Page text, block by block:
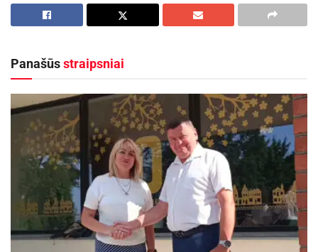
2026-08-07
2026-08-07
neribotam laikui pratęsiama nuostata, pagal kurią
viešojo sektoriaus institucijos, turinčios 25 ir daugiau
darbuotojų, privalo užtikrinti, jog ne mažiau kaip 5
proc. darbuotojų būtų asmenys su negalia;
nuo šiol ir privataus sektoriaus įmonėms
rekomenduojama siekti tos pačios įdarbinimo
proporcijos.
Panašūsstraipsniai